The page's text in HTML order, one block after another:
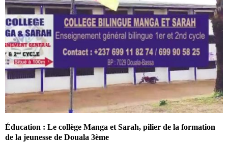
Éducation : Le collège Manga et Sarah, pilier de la formation
de la jeunesse de Douala 3ème